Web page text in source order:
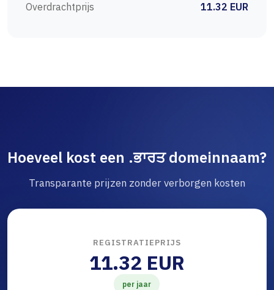
Overdrachtprijs
11.32 EUR
Hoeveel kost een .ਭਾਰਤ domeinnaam?
Transparante prijzen zonder verborgen kosten
REGISTRATIEPRIJS
11.32 EUR
per jaar